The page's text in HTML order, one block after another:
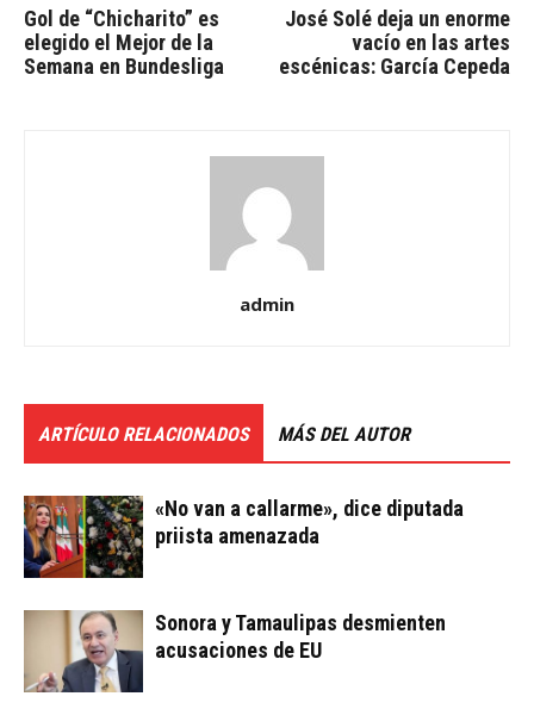
Gol de “Chicharito” es
elegido el Mejor de la
Semana en Bundesliga
José Solé deja un enorme
vacío en las artes
escénicas: García Cepeda
admin
ARTÍCULO RELACIONADOS MÁS DEL AUTOR
«No van a callarme», dice diputada
priista amenazada
Sonora y Tamaulipas desmienten
acusaciones de EU